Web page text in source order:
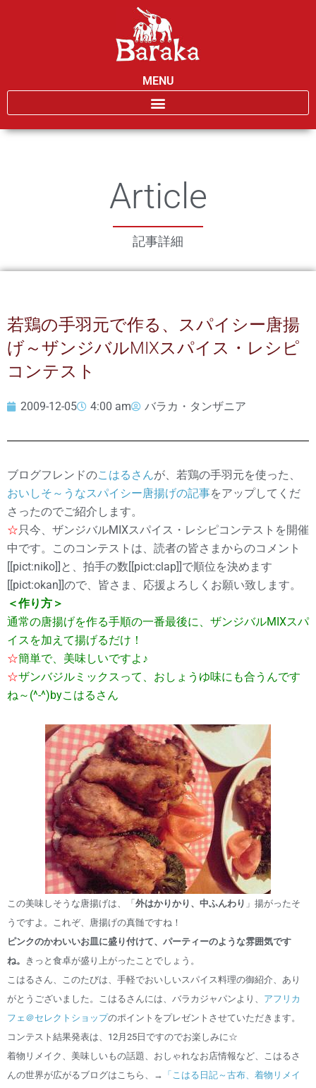
MENU
Article
記事詳細
若鶏の手羽元で作る、スパイシー唐揚
げ～ザンジバルMIXスパイス・レシピ
コンテスト
2009-12-05 4:00 am バラカ・タンザニア
ブログフレンドのこはるさんが、若鶏の手羽元を使った、
おいしそ～うなスパイシー唐揚げの記事をアップしてくだ
さったのでご紹介します。
☆只今、ザンジバルMIXスパイス・レシピコンテストを開催
中です。このコンテストは、読者の皆さまからのコメント
[[pict:niko]]と、拍手の数[[pict:clap]]で順位を決めます
[[pict:okan]]ので、皆さま、応援よろしくお願い致します。
＜作り方＞
通常の唐揚げを作る手順の一番最後に、ザンジバルMIXスパ
イスを加えて揚げるだけ！
☆簡単で、美味しいですよ♪
☆ザンバジルミックスって、おしょうゆ味にも合うんです
ね～(^-^)byこはるさん
この美味しそうな唐揚げは、「 外はかりかり、中ふんわり 」揚がったそ
うですよ。これぞ、唐揚げの真髄ですね！
ピンクのかわいいお皿に盛り付けて、パーティーのような雰囲気です
ね。
きっと食卓が盛り上がったことでしょう。
こはるさん、このたびは、手軽でおいしいスパイス料理の御紹介、あり
がとうございました。こはるさんには、バラカジャパンより、 アフリカ
フェ＠セレクトショップのポイントをプレゼントさせていただきます。
コンテスト結果発表は、12月25日ですのでお楽しみに☆
着物リメイク、美味しいもの話題、おしゃれなお店情報など、こはるさ
んの世界が広がるブログはこちら、→ 「こはる日記～古布、着物リメイ